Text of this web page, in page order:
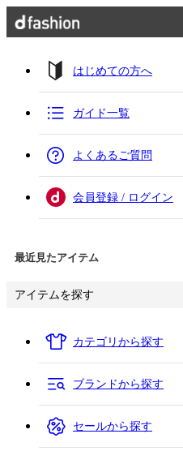
はじめての方へ
ガイド一覧
よくあるご質問
会員登録 / ログイン
最近見たアイテム
アイテムを探す
カテゴリから探す
ブランドから探す
セールから探す